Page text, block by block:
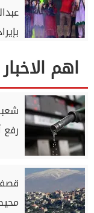
اهم الاخبار
رفع